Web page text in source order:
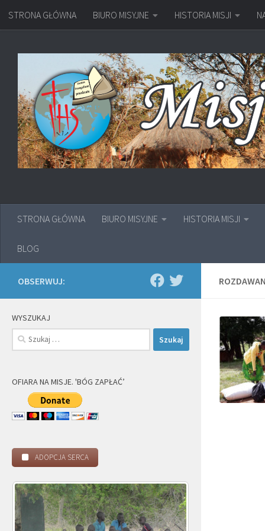
Przejdź do treści
STRONA GŁÓWNA BIURO MISYJNE HISTORIA MISJI
STRONA GŁÓWNA BIURO MISYJNE HISTORIA MISJI
BLOG
OBSERWUJ:
WYSZUKAJ
Szukaj:
OFIARA NA MISJE. 'BÓG ZAPŁAĆ’
ADOPCJA SERCA